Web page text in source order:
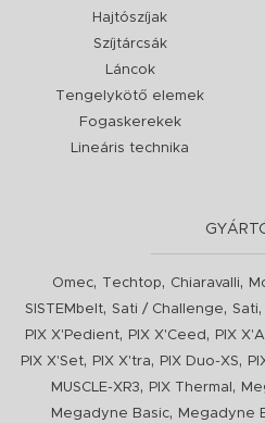
Hajtószíjak
Szíjtárcsák
Láncok
Tengelykötő elemek
Fogaskerekek
Lineáris technika
Omec, Techtop, Chiaravalli,
SISTEMbelt, Sati / Challenge, Sati,
PIX X'Pedient, PIX X'Ceed , PIX
PIX X'Set, PIX X'tra, PIX Duo-XS,
MUSCLE-XR3, PIX Thermal ,
Megadyne Basic, Megadyne